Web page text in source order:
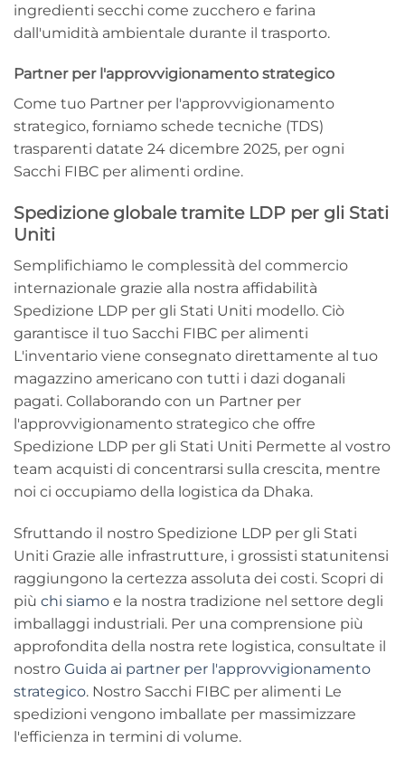
ingredienti secchi come zucchero e farina
dall'umidità ambientale durante il trasporto.
Partner per l'approvvigionamento strategico
Come tuo Partner per l'approvvigionamento
strategico, forniamo schede tecniche (TDS)
trasparenti datate 24 dicembre 2025, per ogni
Sacchi FIBC per alimenti ordine.
Spedizione globale tramite LDP per gli Stati
Uniti
Semplifichiamo le complessità del commercio
internazionale grazie alla nostra affidabilità
Spedizione LDP per gli Stati Uniti modello. Ciò
garantisce il tuo Sacchi FIBC per alimenti
L'inventario viene consegnato direttamente al tuo
magazzino americano con tutti i dazi doganali
pagati. Collaborando con un Partner per
l'approvvigionamento strategico che offre
Spedizione LDP per gli Stati Uniti Permette al vostro
team acquisti di concentrarsi sulla crescita, mentre
noi ci occupiamo della logistica da Dhaka.
Sfruttando il nostro Spedizione LDP per gli Stati
Uniti Grazie alle infrastrutture, i grossisti statunitensi
raggiungono la certezza assoluta dei costi. Scopri di
più chi siamo e la nostra tradizione nel settore degli
imballaggi industriali. Per una comprensione più
approfondita della nostra rete logistica, consultate il
nostro Guida ai partner per l'approvvigionamento
strategico. Nostro Sacchi FIBC per alimenti Le
spedizioni vengono imballate per massimizzare
l'efficienza in termini di volume.